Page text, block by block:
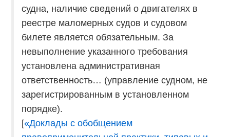
судна, наличие сведений о двигателях в
реестре маломерных судов и судовом
билете является обязательным. За
невыполнение указанного требования
установлена административная
ответственность… (управление судном, не
зарегистрированным в установленном
порядке).
[«Доклады с обобщением